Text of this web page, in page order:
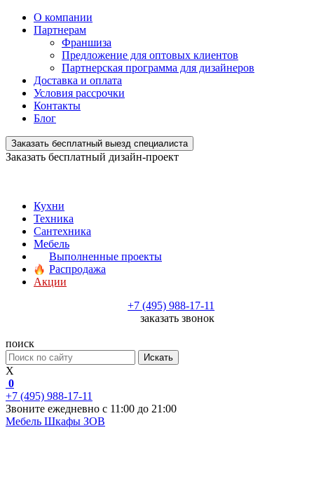
О компании
Партнерам
Франшиза
Предложение для оптовых клиентов
Партнерская программа для дизайнеров
Доставка и оплата
Условия рассрочки
Контакты
Блог
Заказать бесплатный выезд специалиста
Заказать бесплатный дизайн-проект
Кухни
Техника
Сантехника
Мебель
Выполненные проекты
Распродажа
Акции
+7 (495) 988-17-11
заказать звонок
поиск
Искать
X
0
+7 (495) 988-17-11
Звоните ежедневно с 11:00 до 21:00
Мебель Шкафы ЗОВ